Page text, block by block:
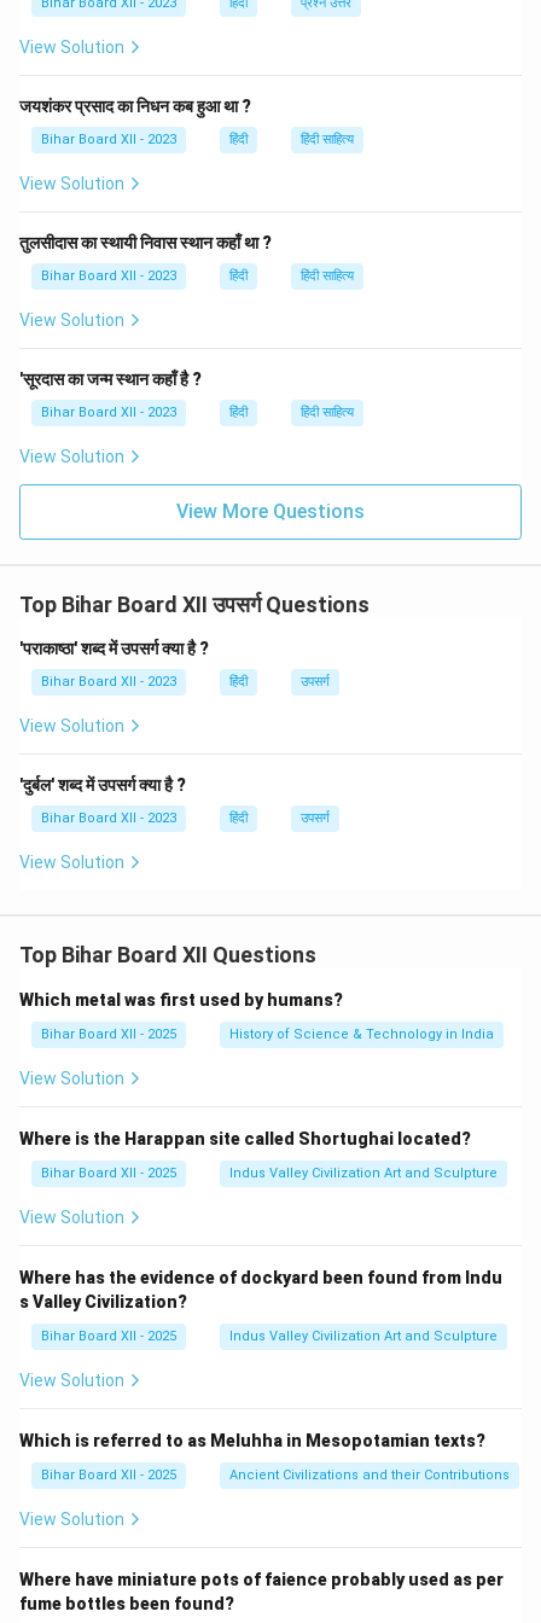
Download Solution in PDF
View Solution
जयशंकर प्रसाद का निधन कब हुआ था ?
Bihar Board XII - 2023 हिंदी हिंदी साहित्य
View Solution
तुलसीदास का स्थायी निवास स्थान कहाँ था ?
Bihar Board XII - 2023 हिंदी हिंदी साहित्य
View Solution
'सूरदास का जन्म स्थान कहाँ है ?
Bihar Board XII - 2023 हिंदी हिंदी साहित्य
View Solution
View More Questions
Top Bihar Board XII उपसर्ग Questions
'पराकाष्ठा' शब्द में उपसर्ग क्या है ?
Bihar Board XII - 2023 हिंदी उपसर्ग
View Solution
'दुर्बल' शब्द में उपसर्ग क्या है ?
Bihar Board XII - 2023 हिंदी उपसर्ग
View Solution
Top Bihar Board XII Questions
Which metal was first used by humans?
Bihar Board XII - 2025 History of Science & Technology in India
View Solution
Where is the Harappan site called Shortughai located?
Bihar Board XII - 2025 Indus Valley Civilization Art and Sculpture
View Solution
Where has the evidence of dockyard been found from Indu
s Valley Civilization?
Bihar Board XII - 2025 Indus Valley Civilization Art and Sculpture
View Solution
Which is referred to as Meluhha in Mesopotamian texts?
Bihar Board XII - 2025 Ancient Civilizations and their Contributions
View Solution
Where have miniature pots of faience probably used as per
fume bottles been found?